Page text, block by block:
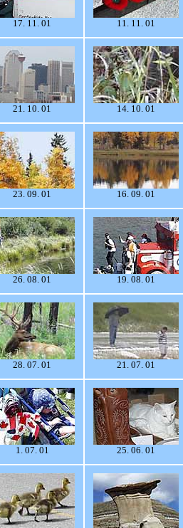
17. 11. 01 11. 11. 01
21. 10. 01 14. 10. 01
23. 09. 01 16. 09. 01
26. 08. 01 19. 08. 01
28. 07. 01 21. 07. 01
1. 07. 01 25. 06. 01